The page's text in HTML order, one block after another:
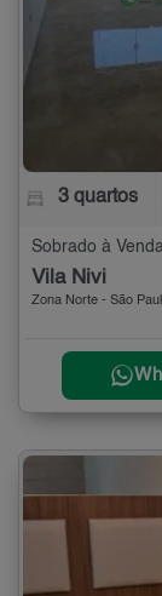
3 quartos
Sobrado à
Vila Nivi
Zona Norte - São